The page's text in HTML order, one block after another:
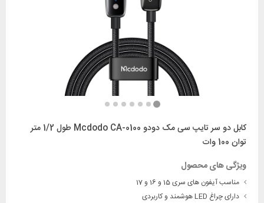
کابل دو سر تایپ سی مک دودو Mcdodo CA-0100 طول 1/2 متر
توان 100 وات
ویژگی های محصول
مناسب آیفون های سری 15 و 16 و 17
دارای چراغ LED هوشمند و کاربردی